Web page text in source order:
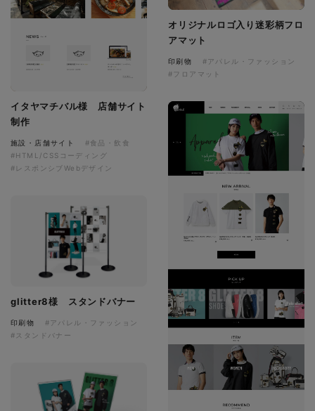
イタヤマチバル様 店舗サイト
制作
施設・店舗サイト
#食品・飲食
#HTML/CSSコーディング
#レスポンシブWebデザイン
オリジナルロゴ入り迷彩柄フロ
アマット
印刷物
#アパレル・ファッション
#フロアマット
glitter8様 スタンドバナー
印刷物
#アパレル・ファッション
#スタンドバナー